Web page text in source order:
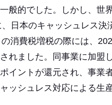
般的でした。しかし、世
日本のキャッシュレス
消費税増税の際には、
れました。同事業に加盟
イントが還元され、事業
ッシュレス対応による生